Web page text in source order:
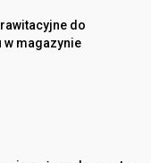
do
w magazynie